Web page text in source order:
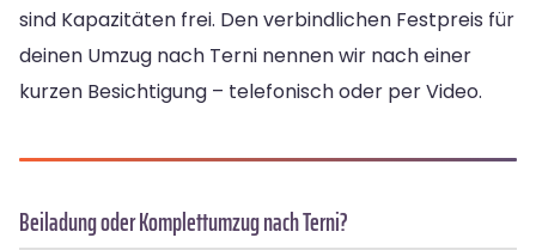
sind Kapazitäten frei. Den verbindlichen Festpreis für
deinen Umzug nach Terni nennen wir nach einer
kurzen Besichtigung – telefonisch oder per Video.
Beiladung oder Komplettumzug nach Terni?